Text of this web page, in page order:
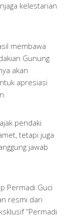
kelestarian
membawa
Gunung
akan
apresiasi
pendaki
tetapi juga
jawab
Permadi Guci
resmi dari
“Permadi